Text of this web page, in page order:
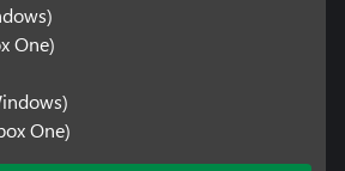
One)
One)